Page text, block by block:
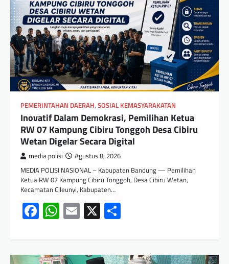
PEMERINTAHAN DAERAH, SOSIAL KEMASYARAKATAN
Inovatif Dalam Demokrasi, Pemilihan Ketua
RW 07 Kampung Cibiru Tonggoh Desa Cibiru
Wetan Digelar Secara Digital
media polisi Agustus 8, 2026
MEDIA POLISI NASIONAL – Kabupaten Bandung — Pemilihan
Ketua RW 07 Kampung Cibiru Tonggoh, Desa Cibiru Wetan,
Kecamatan Cileunyi, Kabupaten…
Facebook
WhatsApp
Email
X